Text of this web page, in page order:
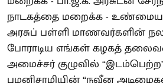
நாடகத்தை மறைக்க -
அரசுப் பள்ளி மாணவர்களின்
போராடிய எங்கள் கழகத்
அமைச்சர் குழுவில்